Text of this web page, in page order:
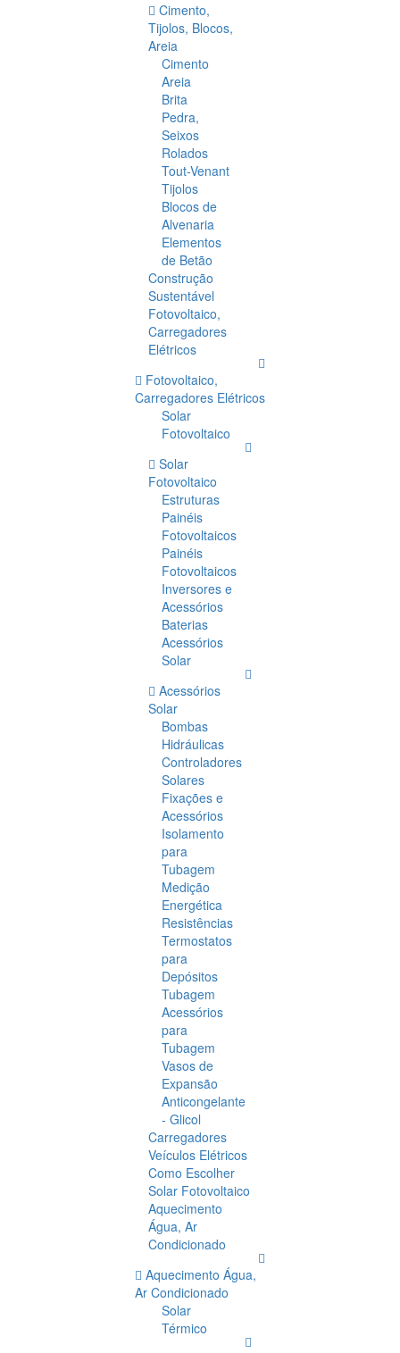
Cimento,
Tijolos, Blocos,
Areia
Cimento
Areia
Brita
Pedra,
Seixos
Rolados
Tout-Venant
Tijolos
Blocos de
Alvenaria
Elementos
de Betão
Construção
Sustentável
Fotovoltaico,
Carregadores
Elétricos
Fotovoltaico,
Carregadores Elétricos
Solar
Fotovoltaico
Solar
Fotovoltaico
Estruturas
Painéis
Fotovoltaicos
Painéis
Fotovoltaicos
Inversores e
Acessórios
Baterias
Acessórios
Solar
Acessórios
Solar
Bombas
Hidráulicas
Controladores
Solares
Fixações e
Acessórios
Isolamento
para
Tubagem
Medição
Energética
Resistências
Termostatos
para
Depósitos
Tubagem
Acessórios
para
Tubagem
Vasos de
Expansão
Anticongelante
- Glicol
Carregadores
Veículos Elétricos
Como Escolher
Solar Fotovoltaico
Aquecimento
Água, Ar
Condicionado
Aquecimento Água,
Ar Condicionado
Solar
Térmico